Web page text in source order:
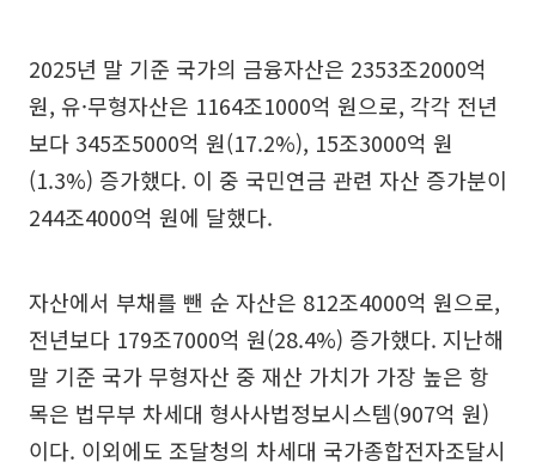
2025년 말 기준 국가의 금융자산은 2353조2000억
원, 유·무형자산은 1164조1000억 원으로, 각각 전년
보다 345조5000억 원(17.2%), 15조3000억 원
(1.3%) 증가했다. 이 중 국민연금 관련 자산 증가분이
244조4000억 원에 달했다.
자산에서 부채를 뺀 순 자산은 812조4000억 원으로,
전년보다 179조7000억 원(28.4%) 증가했다. 지난해
말 기준 국가 무형자산 중 재산 가치가 가장 높은 항
목은 법무부 차세대 형사사법정보시스템(907억 원)
이다. 이외에도 조달청의 차세대 국가종합전자조달시